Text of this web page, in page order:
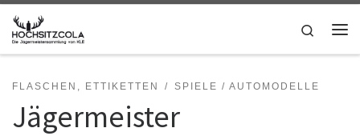
Zum Inhalt springen
Search
FLASCHEN, ETTIKETTEN SPIELE / AUTOMODELLE
Jägermeister